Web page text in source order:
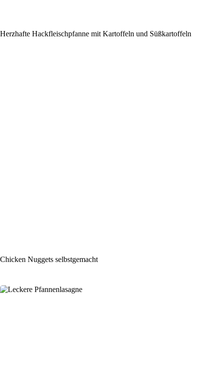
Herzhafte Hackfleischpfanne mit Kartoffeln und Süßkartoffeln
Chicken Nuggets selbstgemacht